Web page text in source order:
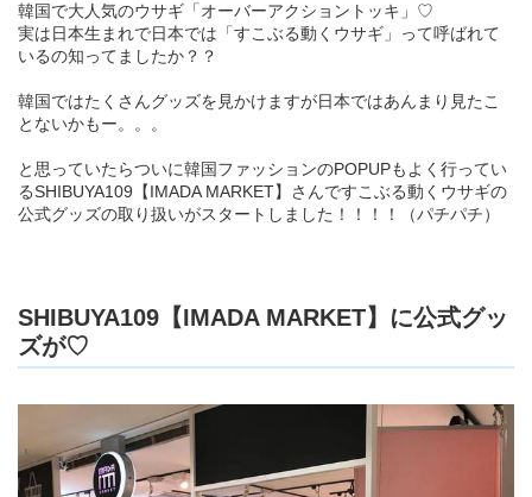
韓国で大人気のウサギ「オーバーアクショントッキ」♡
実は日本生まれで日本では「すこぶる動くウサギ」って呼ばれて
いるの知ってましたか？？
韓国ではたくさんグッズを見かけますが日本ではあんまり見たこ
とないかもー。。。
と思っていたらついに韓国ファッションのPOPUPもよく行ってい
るSHIBUYA109【IMADA MARKET】さんですこぶる動くウサギの
公式グッズの取り扱いがスタートしました！！！！（パチパチ）
SHIBUYA109【IMADA MARKET】に公式グッ
ズが♡